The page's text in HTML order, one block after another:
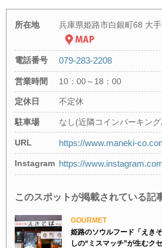
所在地 兵庫県姫路市白銀町68 大
電話番号 079-283-2208
営業時間 10：00～18：00
定休日 不定休
駐車場 なし(近隣コインパーキン
URL https://www.maneki-
Instagram https://
このスポットが掲載されている記
GOURMET
姫路のソウルフード「えき
しの“ミスマッチ”が生むク